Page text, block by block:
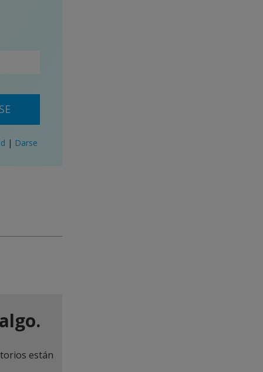
| Darse
están